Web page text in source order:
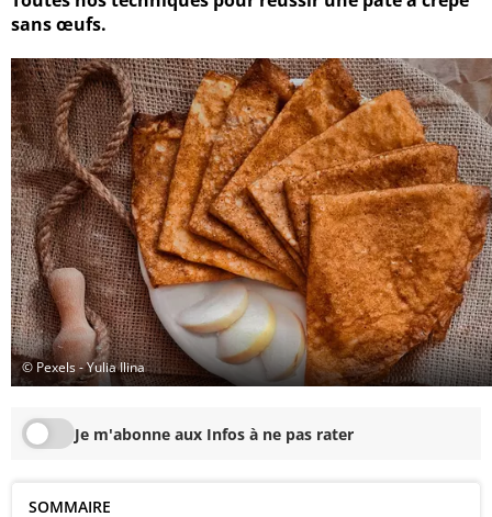
sans œufs.
© Pexels - Yulia Ilina
Je m'abonne aux Infos à ne pas rater
SOMMAIRE